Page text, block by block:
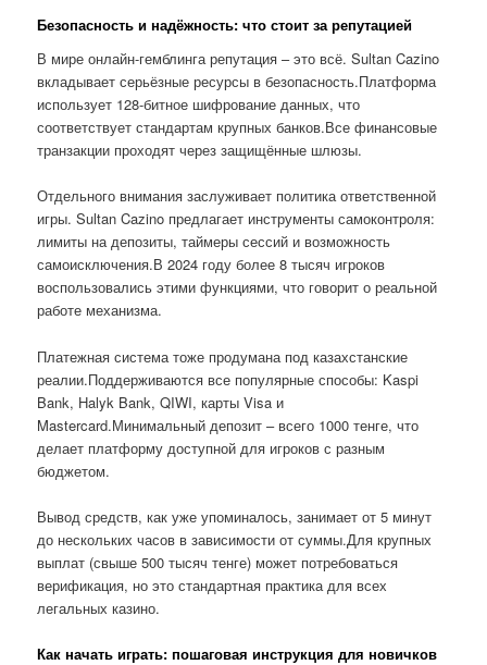
Безопасность и надёжность: что стоит за репутацией
В мире онлайн-гемблинга репутация – это всё. Sultan Cazino
вкладывает серьёзные ресурсы в безопасность.Платформа
использует 128-битное шифрование данных, что
соответствует стандартам крупных банков.Все финансовые
транзакции проходят через защищённые шлюзы.
Отдельного внимания заслуживает политика ответственной
игры. Sultan Cazino предлагает инструменты самоконтроля:
лимиты на депозиты, таймеры сессий и возможность
самоисключения.В 2024 году более 8 тысяч игроков
воспользовались этими функциями, что говорит о реальной
работе механизма.
Платежная система тоже продумана под казахстанские
реалии.Поддерживаются все популярные способы: Kaspi
Bank, Halyk Bank, QIWI, карты Visa и
Mastercard.Минимальный депозит – всего 1000 тенге, что
делает платформу доступной для игроков с разным
бюджетом.
Вывод средств, как уже упоминалось, занимает от 5 минут
до нескольких часов в зависимости от суммы.Для крупных
выплат (свыше 500 тысяч тенге) может потребоваться
верификация, но это стандартная практика для всех
легальных казино.
Как начать играть: пошаговая инструкция для новичков